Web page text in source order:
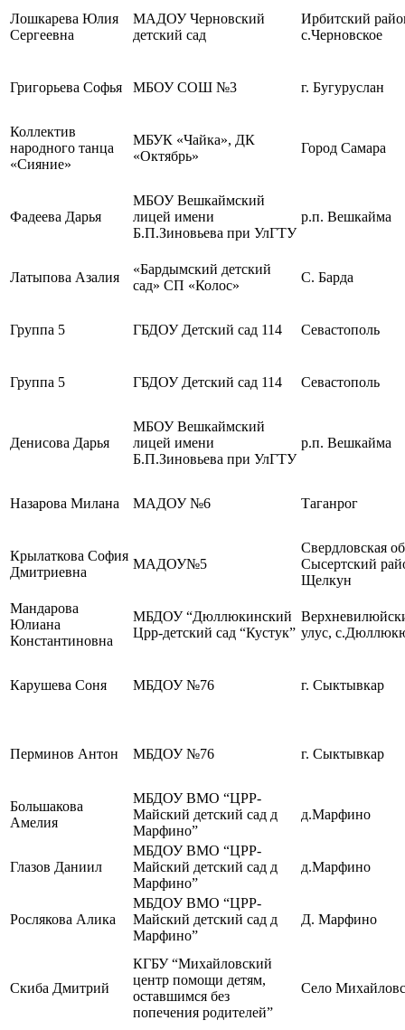
Лошкарева Юлия
Сергеевна
МАДОУ Черновский
детский сад
Ирбитский
с.Черновское
Григорьева Софья МБОУ СОШ №3 г. Бугуруслан
Коллектив
народного танца
«Сияние»
МБУК «Чайка», ДК
«Октябрь»
Город Самара
Фадеева Дарья
МБОУ Вешкаймский
лицей имени
Б.П.Зиновьева при УлГТУ
р.п. Вешкайма
Латыпова Азалия
«Бардымский детский
сад» СП «Колос»
С. Барда
Группа 5 ГБДОУ Детский сад 114 Севастополь
Группа 5 ГБДОУ Детский сад 114 Севастополь
Денисова Дарья
МБОУ Вешкаймский
лицей имени
Б.П.Зиновьева при УлГТУ
р.п. Вешкайма
Назарова Милана МАДОУ №6 Таганрог
Крылаткова София
Дмитриевна
МАДОУ№5
Свердловская
Сысертский
Щелкун
Мандарова
Юлиана
Константиновна
МБДОУ “Дюллюкинский
Црр-детский сад “Кустук” улус,
Карушева Соня МБДОУ №76 г. Сыктывкар
Перминов Антон МБДОУ №76 г. Сыктывкар
Большакова
Амелия
МБДОУ ВМО “ЦРР-
Майский детский сад д
Марфино”
д.Марфино
Глазов Даниил
МБДОУ ВМО “ЦРР-
Майский детский сад д
Марфино”
д.Марфино
Рослякова Алика
МБДОУ ВМО “ЦРР-
Майский детский сад д
Марфино”
Д. Марфино
Скиба Дмитрий
КГБУ “Михайловский
центр помощи детям,
оставшимся без
попечения родителей”
Село